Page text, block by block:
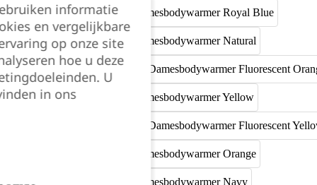
informatie
en vergelijkbare
op onze site
hoe u deze
U
in ons